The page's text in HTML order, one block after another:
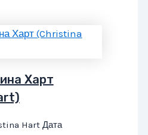
Харт
Hart Дата